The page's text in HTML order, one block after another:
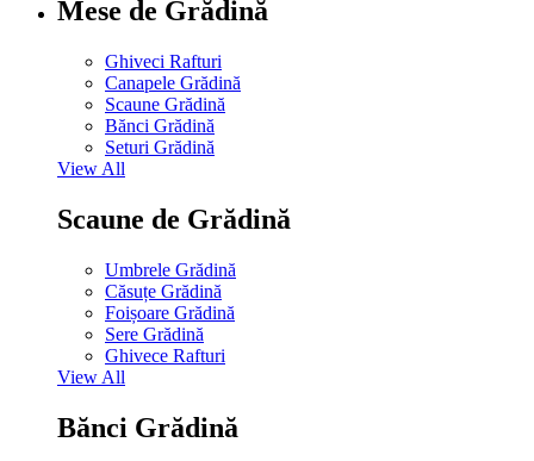
Mese de Grădină
Ghiveci Rafturi
Canapele Grădină
Scaune Grădină
Bănci Grădină
Seturi Grădină
View All
Scaune de Grădină
Umbrele Grădină
Căsuțe Grădină
Foișoare Grădină
Sere Grădină
Ghivece Rafturi
View All
Bănci Grădină